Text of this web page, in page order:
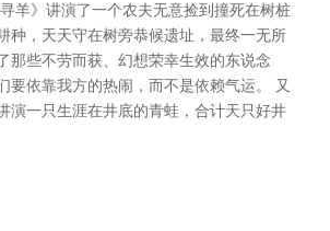
羊》讲演了一个农夫无意捡到撞死在树桩
种，天天守在树旁恭候遗址，最终一无所
那些不劳而获、幻想荣幸生效的东说念
要依靠我方的热闹，而不是依赖气运。 又
演一只生涯在井底的青蛙，合计天只好井